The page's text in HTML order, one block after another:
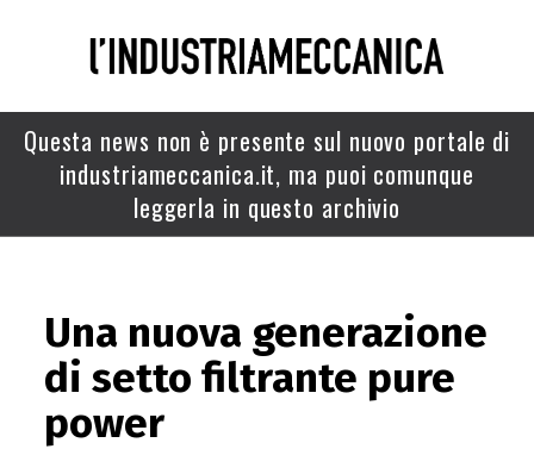
Questa news non è presente sul nuovo portale di
industriameccanica.it, ma puoi comunque
leggerla in questo archivio
Una nuova generazione
di setto filtrante pure
power